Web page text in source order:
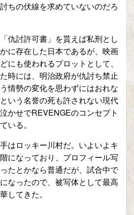
ちの伏線を求めていないのだろ
仇討許可書」を貰えば私刑とし
に存在した日本であるが、映画
にも使われるプロットとして、
時には、明治政府が仇討ち禁止
情勢の変化を思わずにはおれな
いう名誉の死も許されない現代
かせでREVENGEのコンセプト
いる。
はロッキー川村だ。いよいよキ
になっており、プロフィール写
たとかなら普通だが、試合中で
なったので、被写体として最高
してきた。